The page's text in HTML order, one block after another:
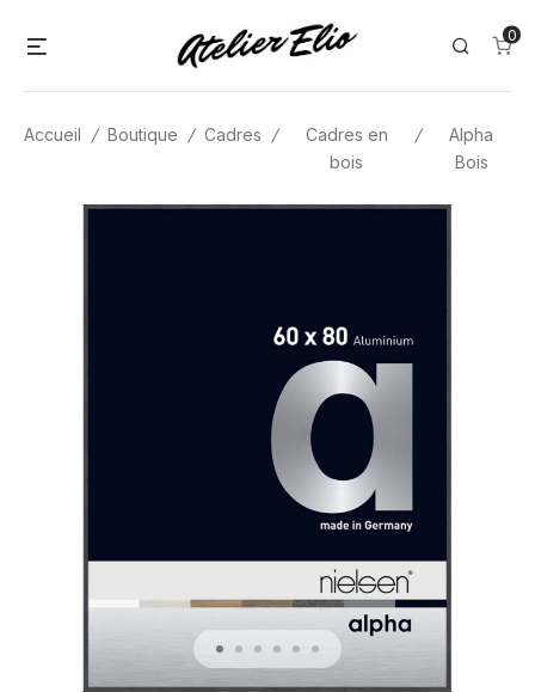
Search0
Accueil / Boutique / Cadres /
Cadres en
bois
/
Alpha
Bois